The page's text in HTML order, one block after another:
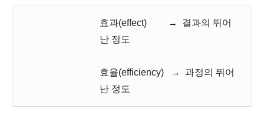
효과(effect) → 결과의 뛰어
난 정도
효율(efficiency) → 과정의 뛰어
난 정도